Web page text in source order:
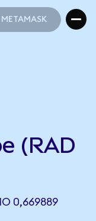
(RAD
0,669889